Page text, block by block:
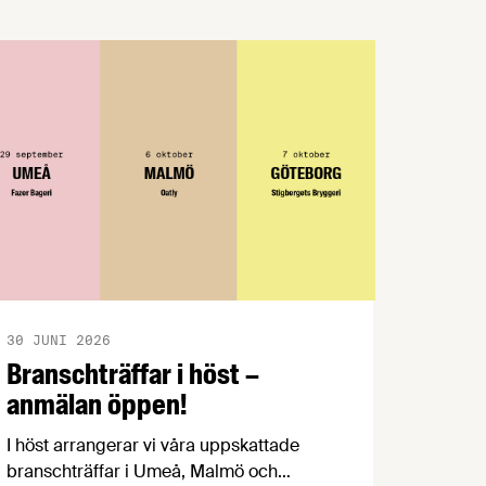
Branschträffar i höst –
anmälan öppen!
30 JUNI 2026
I höst arrangerar vi våra uppskattade
branschträffar i Umeå, Malmö och